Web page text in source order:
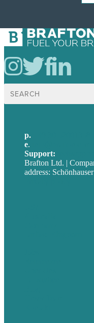
Suche
nach:
p.
e.
Support:
Brafton Ltd. |
address: